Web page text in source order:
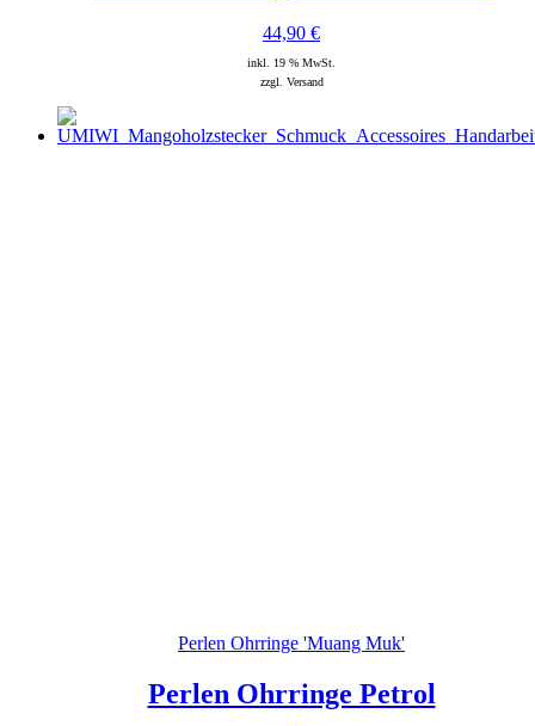
44,90 €
inkl. 19 % MwSt.
zzgl. Versand
Perlen Ohrringe 'Muang Muk'
Perlen Ohrringe Petrol